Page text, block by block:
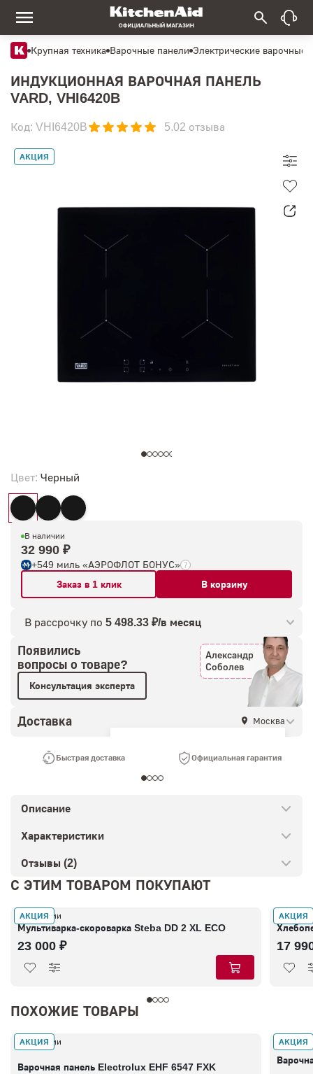
Крупная техника Варочные панели Электрические варочные
ИНДУКЦИОННАЯ ВАРОЧНАЯ ПАНЕЛЬ
VARD, VHI6420B
Код: VHI6420B 5.02 отзыва
АКЦИЯ
Цвет: Черный
В наличии
32 990 ₽
+549 миль «АЭРОФЛОТ БОНУС»
Заказ в 1 клик
В корзину
В рассрочку по 5 498.33 ₽/в месяц
Появились
вопросы о товаре?
Консультация эксперта
Александр
Соболев
Доставка Москва
Быстрая доставка Официальная гарантия
Описание
Характеристики
Отзывы (2)
С ЭТИМ ТОВАРОМ ПОКУПАЮТ
АКЦИЯ
В наличии
Мультиварка-скороварка Steba DD 2 XL ECO
23 000 ₽
АКЦИЯ
В
17
ПОХОЖИЕ ТОВАРЫ
АКЦИЯ
В наличии
Варочная панель Electrolux EHF 6547 FXK
АКЦИЯ
В